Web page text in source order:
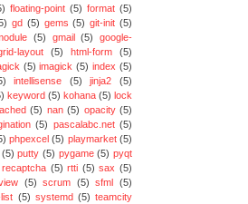
floating-point (5) format (5)
gd (5) gems (5) git-init (5)
(5) gmail (5)
google-
layout (5) html-form
(5)
(5) imagick (5) index (5)
intellisense (5) jinja2
(5)
keyword (5) kohana (5) lock
(5) nan (5) opacity (5)
(5) pascalabc.net (5)
phpexcel (5) playmarket (5)
(5) putty (5) pygame (5) pyqt
recaptcha (5) rtti (5) sax (5)
(5) scrum (5) sfml (5)
(5) systemd (5) teamcity